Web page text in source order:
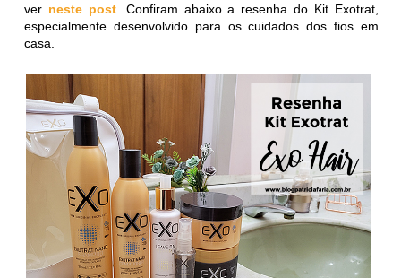
ver neste post . Confiram abaixo a resenha do Kit Exotrat,
especialmente desenvolvido para os cuidados dos fios em
casa.